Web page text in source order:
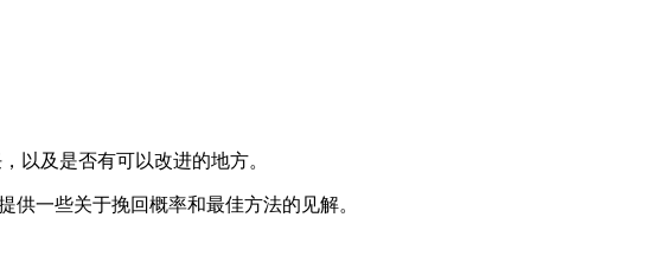
以及是否有可以改进的地方。
一些关于挽回概率和最佳方法的见解。